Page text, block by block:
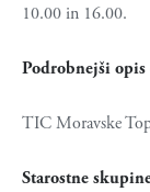
10.00 in 16.00.
Podrobnejši
TIC Moravske
Starostne